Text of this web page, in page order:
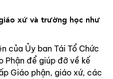
xứ và trường học như
của Ủy ban Tái Tổ Chức
Phận để giúp đỡ về kế
Giáo phận, giáo xứ, các